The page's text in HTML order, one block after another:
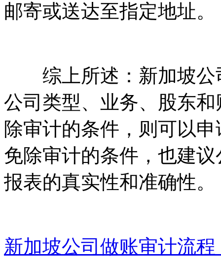
邮寄或送达至指定地址。
综上所述：新加坡公
公司类型、业务、股东
除审计的条件，则可以
免除审计的条件，也建
报表的真实性和准确性。
新加坡公司做账审计流